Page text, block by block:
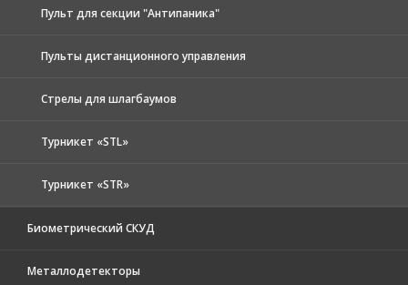
Пульт для секции "Антипаника"
Пульты дистанционного управления
Стрелы для шлагбаумов
Турникет «STL»
Турникет «STR»
Биометрический СКУД
Металлодетекторы